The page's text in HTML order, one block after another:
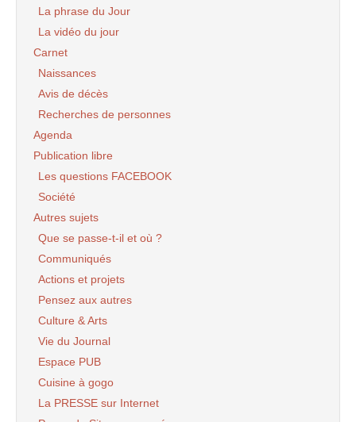
La phrase du Jour
La vidéo du jour
Carnet
Naissances
Avis de décès
Recherches de personnes
Agenda
Publication libre
Les questions FACEBOOK
Société
Autres sujets
Que se passe-t-il et où ?
Communiqués
Actions et projets
Pensez aux autres
Culture & Arts
Vie du Journal
Espace PUB
Cuisine à gogo
La PRESSE sur Internet